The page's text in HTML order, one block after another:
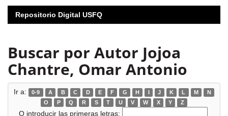
Repositorio Digital USFQ
Buscar por Autor Jojoa
Chantre, Omar Antonio
Ir a: 0-9 A B C D E F G H I J K L M
N
O
P Q R S T U V W X Y Z
O introducir las primeras letras: